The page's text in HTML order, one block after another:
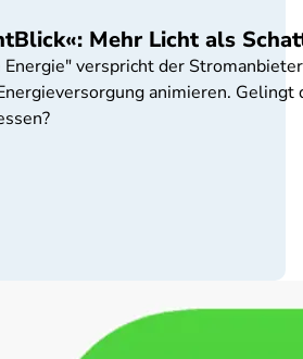
Mehr Licht als
verspricht der
animieren.